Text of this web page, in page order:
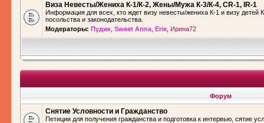
Виза Невесты/Жениха К-1/К-2, Жены/Мужа К-3/К-4, CR-1, IR-1
Информация для всех, кто ждет визу невесты/жениха К-1 и визу
посольства и законодательства.
Модераторы: Пудик Sweet Anna Erie Ирина72
Форум
Снятие Условности и Гражданство
Петиции для получения гражданства и подготовка к интервью, сятие